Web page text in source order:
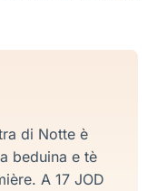
di Notte è
beduina e tè
A 17 JOD